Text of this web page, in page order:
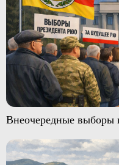
Внеочередные